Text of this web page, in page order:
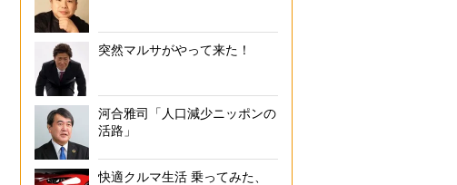
突然マルサがやって来た！
河合雅司「人口減少ニッポンの
活路」
快適クルマ生活 乗ってみた、